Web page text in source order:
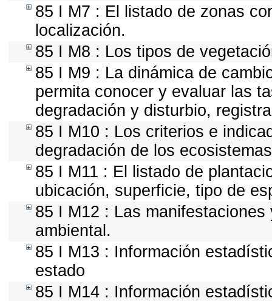
85 I M7 : El listado de zonas
localización.
85 I M8 : Los tipos de
85 I M9 : La dinámica de
permita conocer y evaluar las
degradación y disturbio,
85 I M10 : Los criterios e
degradación de los
85 I M11 : El listado de
ubicación, superficie, tipo de
85 I M12 : Las
ambiental.
85 I M13 : Información
estado
85 I M14 : Información